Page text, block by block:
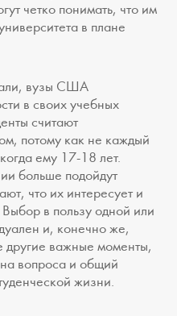
четко понимать, что им
в плане
вузы США
в своих учебных
считают
потому как не каждый
ему 17-18 лет.
больше подойдут
что их интересует и
Выбор в пользу одной или
и, конечно же,
другие важные моменты,
вопроса и общий
жизни.